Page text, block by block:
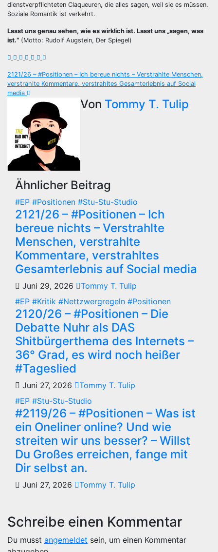
dienstverpflichteten Claqueuren, die alles sagen, weil sie es müssen.
Soziale Romantik ist verkehrt.
Lasst uns genau sehen, wie es wirklich ist. Lasst uns „sagen, was
ist.“ (Motto: Rudolf Augstein, Der Spiegel)
Beitragsnavigation
2121/26 – #Positionen – Ich bereue nichts – Verstrahlte Menschen,
verstrahlte Kommentare, verstrahltes Gesamterlebnis auf Social
media
Von Tommy T. Tulip
Ähnlicher Beitrag
#EP #Positionen #Stu-Stu-Studio
2121/26 – #Positionen – Ich
bereue nichts – Verstrahlte
Menschen, verstrahlte
Kommentare, verstrahltes
Gesamterlebnis auf Social media
Juni 29, 2026
Tommy T. Tulip
#EP #Kritik #Nettzwergregeln #Positionen
2120/26 – #Positionen – Die
Debatte Nuhr als DAS
Shitbürgerthema des Internets –
36° Grad, es wird noch heißer
#Tageslied
Juni 27, 2026
Tommy T. Tulip
#EP #Stu-Stu-Studio
#2119/26 – #Positionen – Was ist
ein Oneliner online? Und wie
streiten wir uns besser? – Willst
Du Großes erreichen, fange mit
Dir selbst an.
Juni 27, 2026 Tommy T. Tulip
Schreibe einen Kommentar
Du musst angemeldet sein, um einen Kommentar